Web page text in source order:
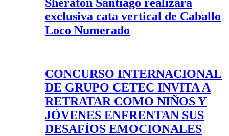
exclusiva cata vertical de Caballo
Loco Numerado
CONCURSO INTERNACIONAL
DE GRUPO CETEC INVITA A
RETRATAR COMO NIÑOS Y
JÓVENES ENFRENTAN SUS
DESAFÍOS EMOCIONALES